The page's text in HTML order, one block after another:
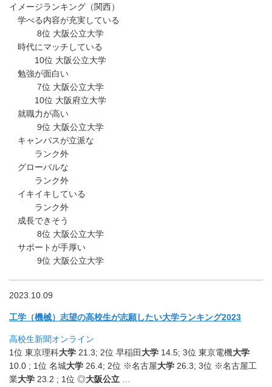
イメージランキング（関西）
学べる内容が充実している
8位 大阪公立大学
時代にマッチしている
10位 大阪公立大学
勉強が面白い
7位 大阪公立大学
10位 大阪府立大学
就職力が高い
9位 大阪公立大学
キャンパスが立派な
ランク外
グローバルな
ランク外
イキイキしている
ランク外
成長できそう
8位 大阪公立大学
サポートが手厚い
9位 大阪公立大学
2023.10.09
工学（機械）志望の高校生が志願したい大学ランキング2023
高校生新聞オンライン
1位 東京理科大学 21.3; 2位 早稲田 大学 14.5; 3位 東京電機大学
10.0 ; 1位 名城大学 26.4; 2位 ※名古屋大学 26.3; 3位 ※名古屋工
業大学 23.2 ; 1位 ◎大阪公立